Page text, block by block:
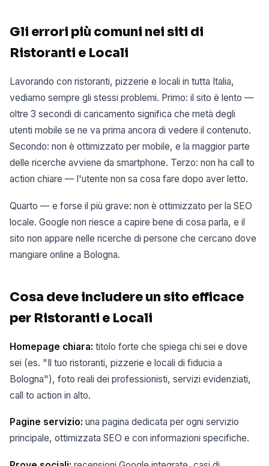
Gli errori più comuni nei siti di
Ristoranti e Locali
Lavorando con ristoranti, pizzerie e locali in tutta Italia,
vediamo sempre gli stessi problemi. Primo: il sito è lento —
oltre 3 secondi di caricamento significa che metà degli
utenti mobile se ne va prima ancora di vedere il contenuto.
Secondo: non è ottimizzato per mobile, e la maggior parte
delle ricerche avviene da smartphone. Terzo: non ha call to
action chiare — l'utente non sa cosa fare dopo aver letto.
Quarto — e forse il più grave: non è ottimizzato per la SEO
locale. Google non riesce a capire bene di cosa parla, e il
sito non appare nelle ricerche di persone che cercano dove
mangiare online a Bologna.
Cosa deve includere un sito efficace
per Ristoranti e Locali
Homepage chiara: titolo forte che spiega chi sei e dove
sei (es. "Il tuo ristoranti, pizzerie e locali di fiducia a
Bologna"), foto reali dei professionisti, servizi evidenziati,
call to action in alto.
Pagine servizio: una pagina dedicata per ogni servizio
principale, ottimizzata SEO e con informazioni specifiche.